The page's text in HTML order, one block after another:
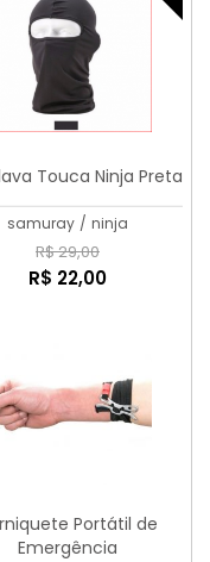
Touca Ninja Preta
samuray / ninja
R$ 29,00
R$ 22,00
Portátil de
Emergência